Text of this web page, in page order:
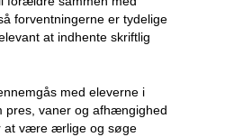
forventningerne er tydelige
at indhente skriftlig
med eleverne i
pres, vaner og afhængighed
at være ærlige og søge